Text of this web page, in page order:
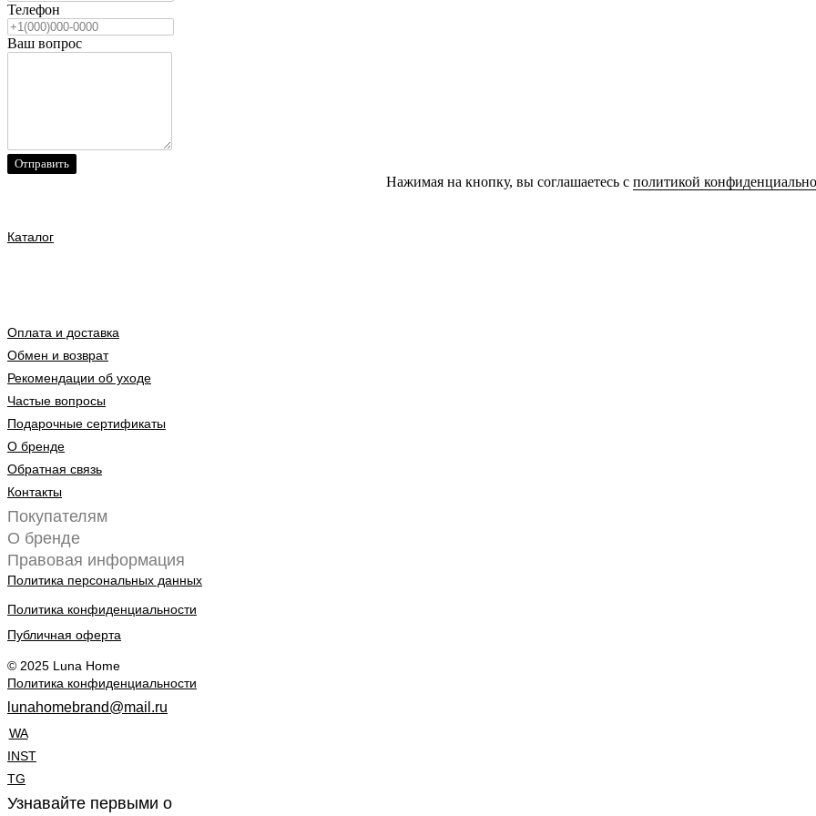
Каталог
Оплата и доставка
Обмен и возврат
Рекомендации об уходе
Частые вопросы
Подарочные сертификаты
О бренде
Обратная связь
Контакты
Покупателям
О бренде
Правовая информация
Политика персональных данных
Политика конфиденциальности
Публичная оферта
© 2025 Luna Home
Политика конфиденциальности
lunahomebrand@mail.ru
WA
INST
TG
Узнавайте первыми о
Телефон
Ваш вопрос
Отправить
Нажимая на кнопку, вы соглашаетесь с политикой